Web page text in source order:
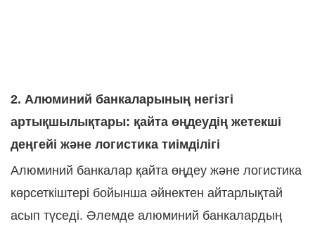
2. Алюминий банкаларының негізгі
артықшылықтары: қайта өңдеудің жетекші
деңгейі және логистика тиімділігі
Алюминий банкалар қайта өңдеу және логистика
көрсеткіштері бойынша әйнектен айтарлықтай
асып түседі. Әлемде алюминий банкалардың